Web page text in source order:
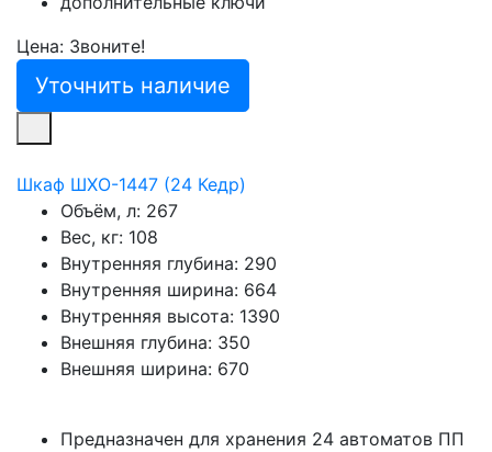
Цена: Звоните!
Уточнить наличие
Шкаф ШХО-1447 (24 Кедр)
Объём, л: 267
Вес, кг: 108
Внутренняя глубина: 290
Внутренняя ширина: 664
Внутренняя высота: 1390
Внешняя глубина: 350
Внешняя ширина: 670
Предназначен для хранения 24 автоматов ПП